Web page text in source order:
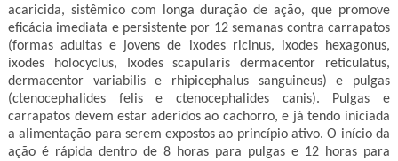
acaricida, sistêmico com longa duração de ação, que promove
eficácia imediata e persistente por 12 semanas contra carrapatos
(formas adultas e jovens de ixodes ricinus, ixodes hexagonus,
ixodes holocyclus, Ixodes scapularis dermacentor reticulatus,
dermacentor variabilis e rhipicephalus sanguineus) e pulgas
(ctenocephalides felis e ctenocephalides canis). Pulgas e
carrapatos devem estar aderidos ao cachorro, e já tendo iniciada
a alimentação para serem expostos ao princípio ativo. O início da
ação é rápida dentro de 8 horas para pulgas e 12 horas para